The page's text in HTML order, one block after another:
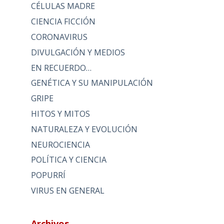
CÉLULAS MADRE
CIENCIA FICCIÓN
CORONAVIRUS
DIVULGACIÓN Y MEDIOS
EN RECUERDO…
GENÉTICA Y SU MANIPULACIÓN
GRIPE
HITOS Y MITOS
NATURALEZA Y EVOLUCIÓN
NEUROCIENCIA
POLÍTICA Y CIENCIA
POPURRÍ
VIRUS EN GENERAL